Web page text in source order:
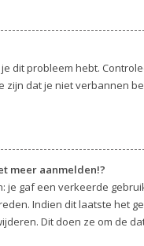
dit probleem hebt.
dat je niet verbannen
meer aanmelden!?
je gaf een verkeerde
Indien dit laatste het
Dit doen ze om de